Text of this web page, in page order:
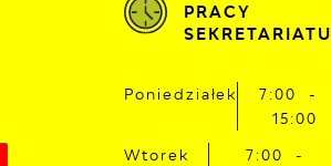
PRACY
SEKRETARIATU
Poniedziałek
7:00 -
15:00
Wtorek
7:00 -